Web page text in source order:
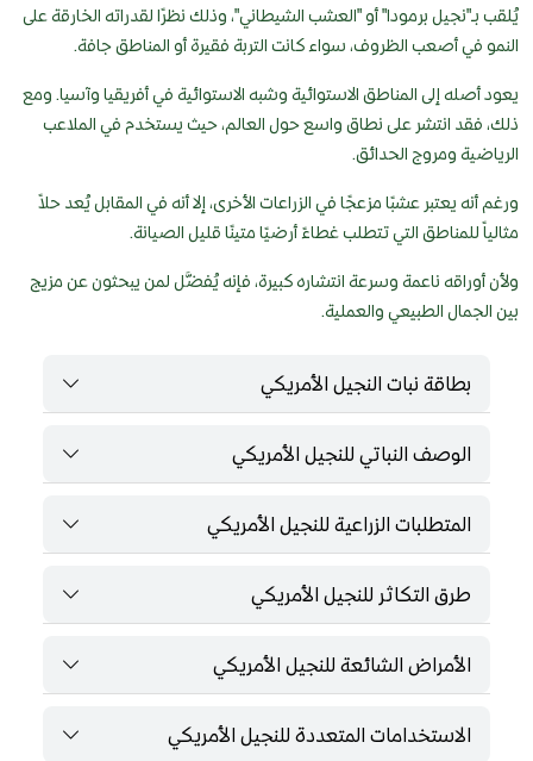
يُلقب بـ"نجيل برمودا" أو "العشب الشيطاني"، وذلك نظرًا لقدراته الخارقة على
النمو في أصعب الظروف، سواء كانت التربة فقيرة أو المناطق جافة.
يعود أصله إلى المناطق الاستوائية وشبه الاستوائية في أفريقيا وآسيا. ومع
ذلك، فقد انتشر على نطاق واسع حول العالم، حيث يستخدم في الملاعب
الرياضية ومروج الحدائق.
ورغم أنه يعتبر عشبًا مزعجًا في الزراعات الأخرى، إلا أنه في المقابل يُعد حلاً
مثالياً للمناطق التي تتطلب غطاءً أرضيًا متينًا قليل الصيانة.
ولأن أوراقه ناعمة وسرعة انتشاره كبيرة، فإنه يُفضَّل لمن يبحثون عن مزيج
بين الجمال الطبيعي والعملية.
بطاقة نبات النجيل الأمريكي
الوصف النباتي للنجيل الأمريكي
المتطلبات الزراعية للنجيل الأمريكي
طرق التكاثر للنجيل الأمريكي
الأمراض الشائعة للنجيل الأمريكي
الاستخدامات المتعددة للنجيل الأمريكي